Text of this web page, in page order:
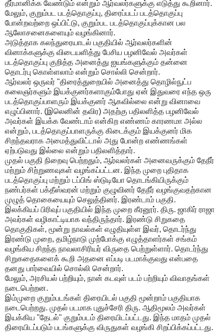
தீர்மானிக்க வேண்டும் என்றும் ஆர்வலர்களுக்கு எடுத்து கூறினார்.
மேலும், குறும்பட படத்தொகுப்பு, திரைப்படப் படத்தொகுப்பு
போன்றவற்றை ஒப்பிட்டு, குறும்பட படத்தொகுப்புக்கான பல
ஆலோசனைகளையும் வழங்கினார்.
அடுத்தாக கலந்துரையாடல் பகுதியில் ஆர்வலர்களின்
வினாக்களுக்கு விடையளித்து பேசிய பழனிவேல் அவர்கள்
படத்தொகுப்பு குறித்த அனைத்து ஐயங்களுக்கும் தன்னை
தொடர்பு கொள்ளலாம் என்றும் சொல்லி சென்றார்.
ஆர்வலர் ஒருவர் "திரைத்துறையில் அனைத்து தொழில்நுட்ப
கலைஞர்களும் இயக்குனர்களாகும்போது ஏன் இதுவரை எந்த ஒரு
படத்தொகுப்பாளரும் இயக்குனர் ஆகவில்லை என்று வினாவை
எழுப்பினார். (இலெனின் தவிர) அதற்கு பதிலளித்த பழனிவேல்
அவர்கள் இயக்க வேண்டாம் என்கிற எண்ணம் காரணமா அல்ல
என்றும், படத்தொகுப்பாளருக்கு கிடைக்கும் இயக்குனர் மிக
சிறந்தவராக அமைத்துவிட்டால் அது போன்ற எண்ணங்கள்
ஏற்படுவது இல்லை என்றும் பதிலளித்தார்.
முதல் பகுதி நிறைவு பெற்றதும், ஆர்வலர்கள் அனைவருக்கும் தேநீர்
மற்றும் சிற்றுணவுகள் வழங்கப்பட்டன. இந்த முறை புதிதாக
படத்தொகுப்பு மற்றும் டப்பிங் ஸ்டுடியோ தொடங்கியிருக்கும்
நண்பர்கள் பக்தீஸ்வரன் மற்றும் குழுவினர் தேநீர் வழங்குவதற்கான
முழுத் தொகையையும் செலுத்தினர். இரண்டாம் பகுதி.
இலக்கியப் பிரிவுப் பகுதியில் இந்த முறை கீரனூர். திரு. ஜாகிர் ராஜா
அவர்கள் வழிகாட்டியாக வந்திருந்தார். இரண்டு சிறுகதை
தொகுதிகள், மூன்று நாவல்கள் எழுதியுள்ள இவர், தொடர்ந்து
இரண்டு முறை, தமிழ்நாடு முற்போக்கு எழுத்தாளர்கள் சங்கம்
வழங்கிய சிறந்த நாவலாசிரியர் விருதை பெற்றுள்ளார். தொடர்ந்து
சிறுகதைகளைக் கூறி அதனை எப்படி படமாக்குவது என்பதை
தனது பார்வையில் சொல்லி சென்றார்.
மேலும், அரசியல் பற்றியும், நான் கடவுள் படம் பற்றியும் விவாதங்கள்
நடைபெற்றன.
இம்முறை குறும்படங்கள் திரையிடல் பகுதி மூன்றாம் பகுதியாக
நடைபெற்றது. முதல் படமாக புதுச்சேரி திரு. ஆதிமூலம் அவர்கள்
இயக்கிய "தேடல்" குறும்படம் திரையிடப்பட்டது. இந்த மாதம் முதல்
திரையிடப்படும் படங்களுக்கு விருதுகள் வழங்கி சிறப்பிக்கப்பட்டது.